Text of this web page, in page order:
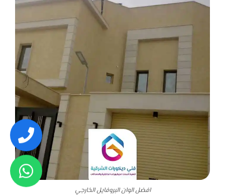
افضل الوان البروفايل الخارجي